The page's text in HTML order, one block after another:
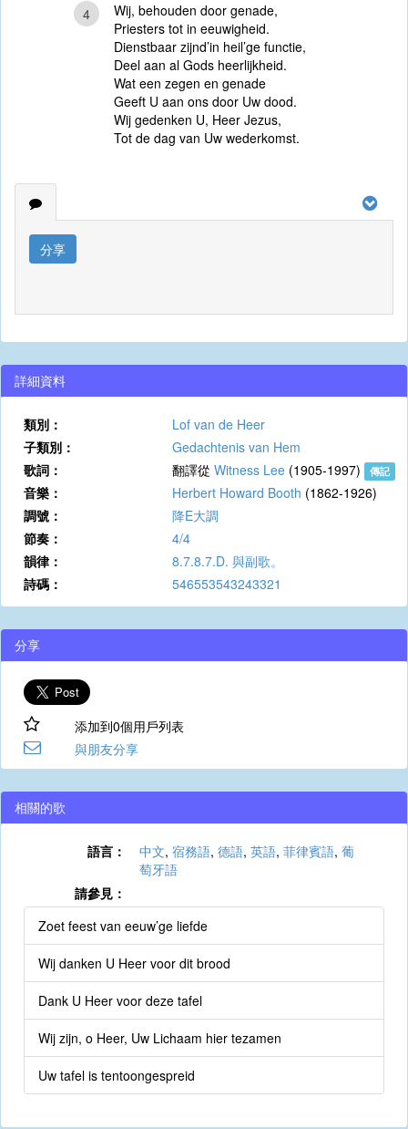
4
Wij, behouden door genade,
Priesters tot in eeuwigheid.
Dienstbaar zijnd’in heil’ge functie,
Deel aan al Gods heerlijkheid.
Wat een zegen en genade
Geeft U aan ons door Uw dood.
Wij gedenken U, Heer Jezus,
Tot de dag van Uw wederkomst.
分享
詳細資料
類別：
Lof van de Heer
子類別：
Gedachtenis van Hem
歌詞：
翻譯從 Witness Lee (1905-1997) 傳記
音樂： Herbert Howard Booth (1862-1926)
調號：
降E大調
節奏：
4/4
韻律：
8.7.8.7.D. 與副歌。
詩碼：
546553543243321
分享
添加到0個用戶列表
與朋友分享
相關的歌
語言： 中文, 宿務語, 德語, 英語, 菲律賓語, 葡
萄牙語
請參見：
Zoet feest van eeuw’ge liefde
Wij danken U Heer voor dit brood
Dank U Heer voor deze tafel
Wij zijn, o Heer, Uw Lichaam hier tezamen
Uw tafel is tentoongespreid